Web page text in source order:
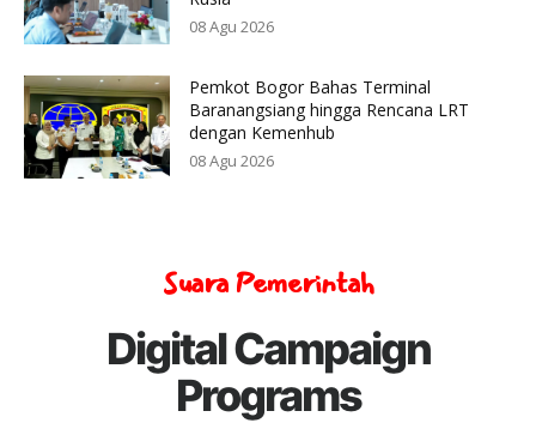
08 Agu 2026
Pemkot Bogor Bahas Terminal
Baranangsiang hingga Rencana LRT
dengan Kemenhub
08 Agu 2026
Suara Pemerintah
Digital Campaign
Programs